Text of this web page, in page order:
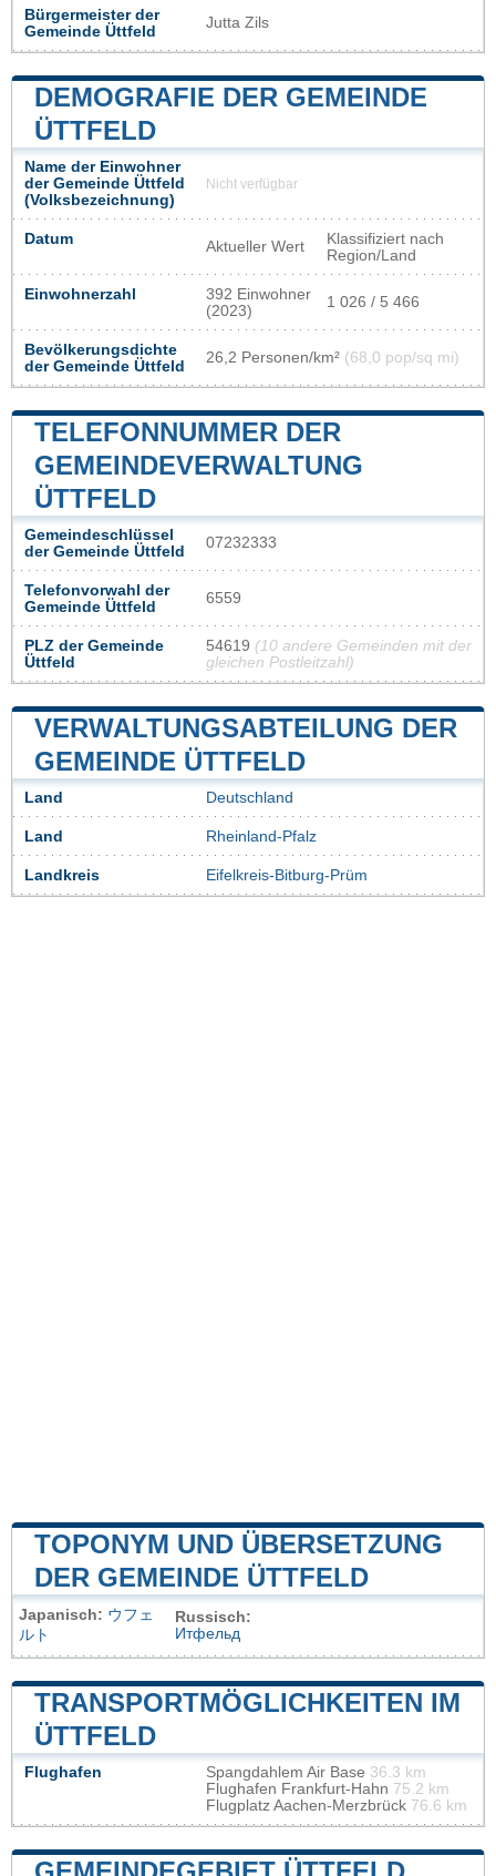
Bürgermeister der
Gemeinde Üttfeld
Jutta Zils
DEMOGRAFIE DER GEMEINDE
ÜTTFELD
Name der Einwohner
der Gemeinde Üttfeld
(Volksbezeichnung)
Nicht verfügbar
Datum Aktueller Wert
Klassifiziert nach
Region/Land
Einwohnerzahl
392 Einwohner
(2023)
1 026 / 5 466
Bevölkerungsdichte
der Gemeinde Üttfeld
26,2 Personen/km² (68,0 pop/sq mi)
TELEFONNUMMER DER
GEMEINDEVERWALTUNG
ÜTTFELD
Gemeindeschlüssel
der Gemeinde Üttfeld
07232333
Telefonvorwahl der
Gemeinde Üttfeld
6559
PLZ der Gemeinde
Üttfeld
54619 (10 andere Gemeinden mit der
gleichen Postleitzahl)
VERWALTUNGSABTEILUNG DER
GEMEINDE ÜTTFELD
Land Deutschland
Land Rheinland-Pfalz
Landkreis Eifelkreis-Bitburg-Prüm
TOPONYM UND ÜBERSETZUNG
DER GEMEINDE ÜTTFELD
Japanisch: ウフェ
ルト
Russisch:
Итфельд
TRANSPORTMÖGLICHKEITEN IM
ÜTTFELD
Flughafen Spangdahlem Air Base 36.3 km
Flughafen Frankfurt-Hahn 75.2 km
Flugplatz Aachen-Merzbrück 76.6 km